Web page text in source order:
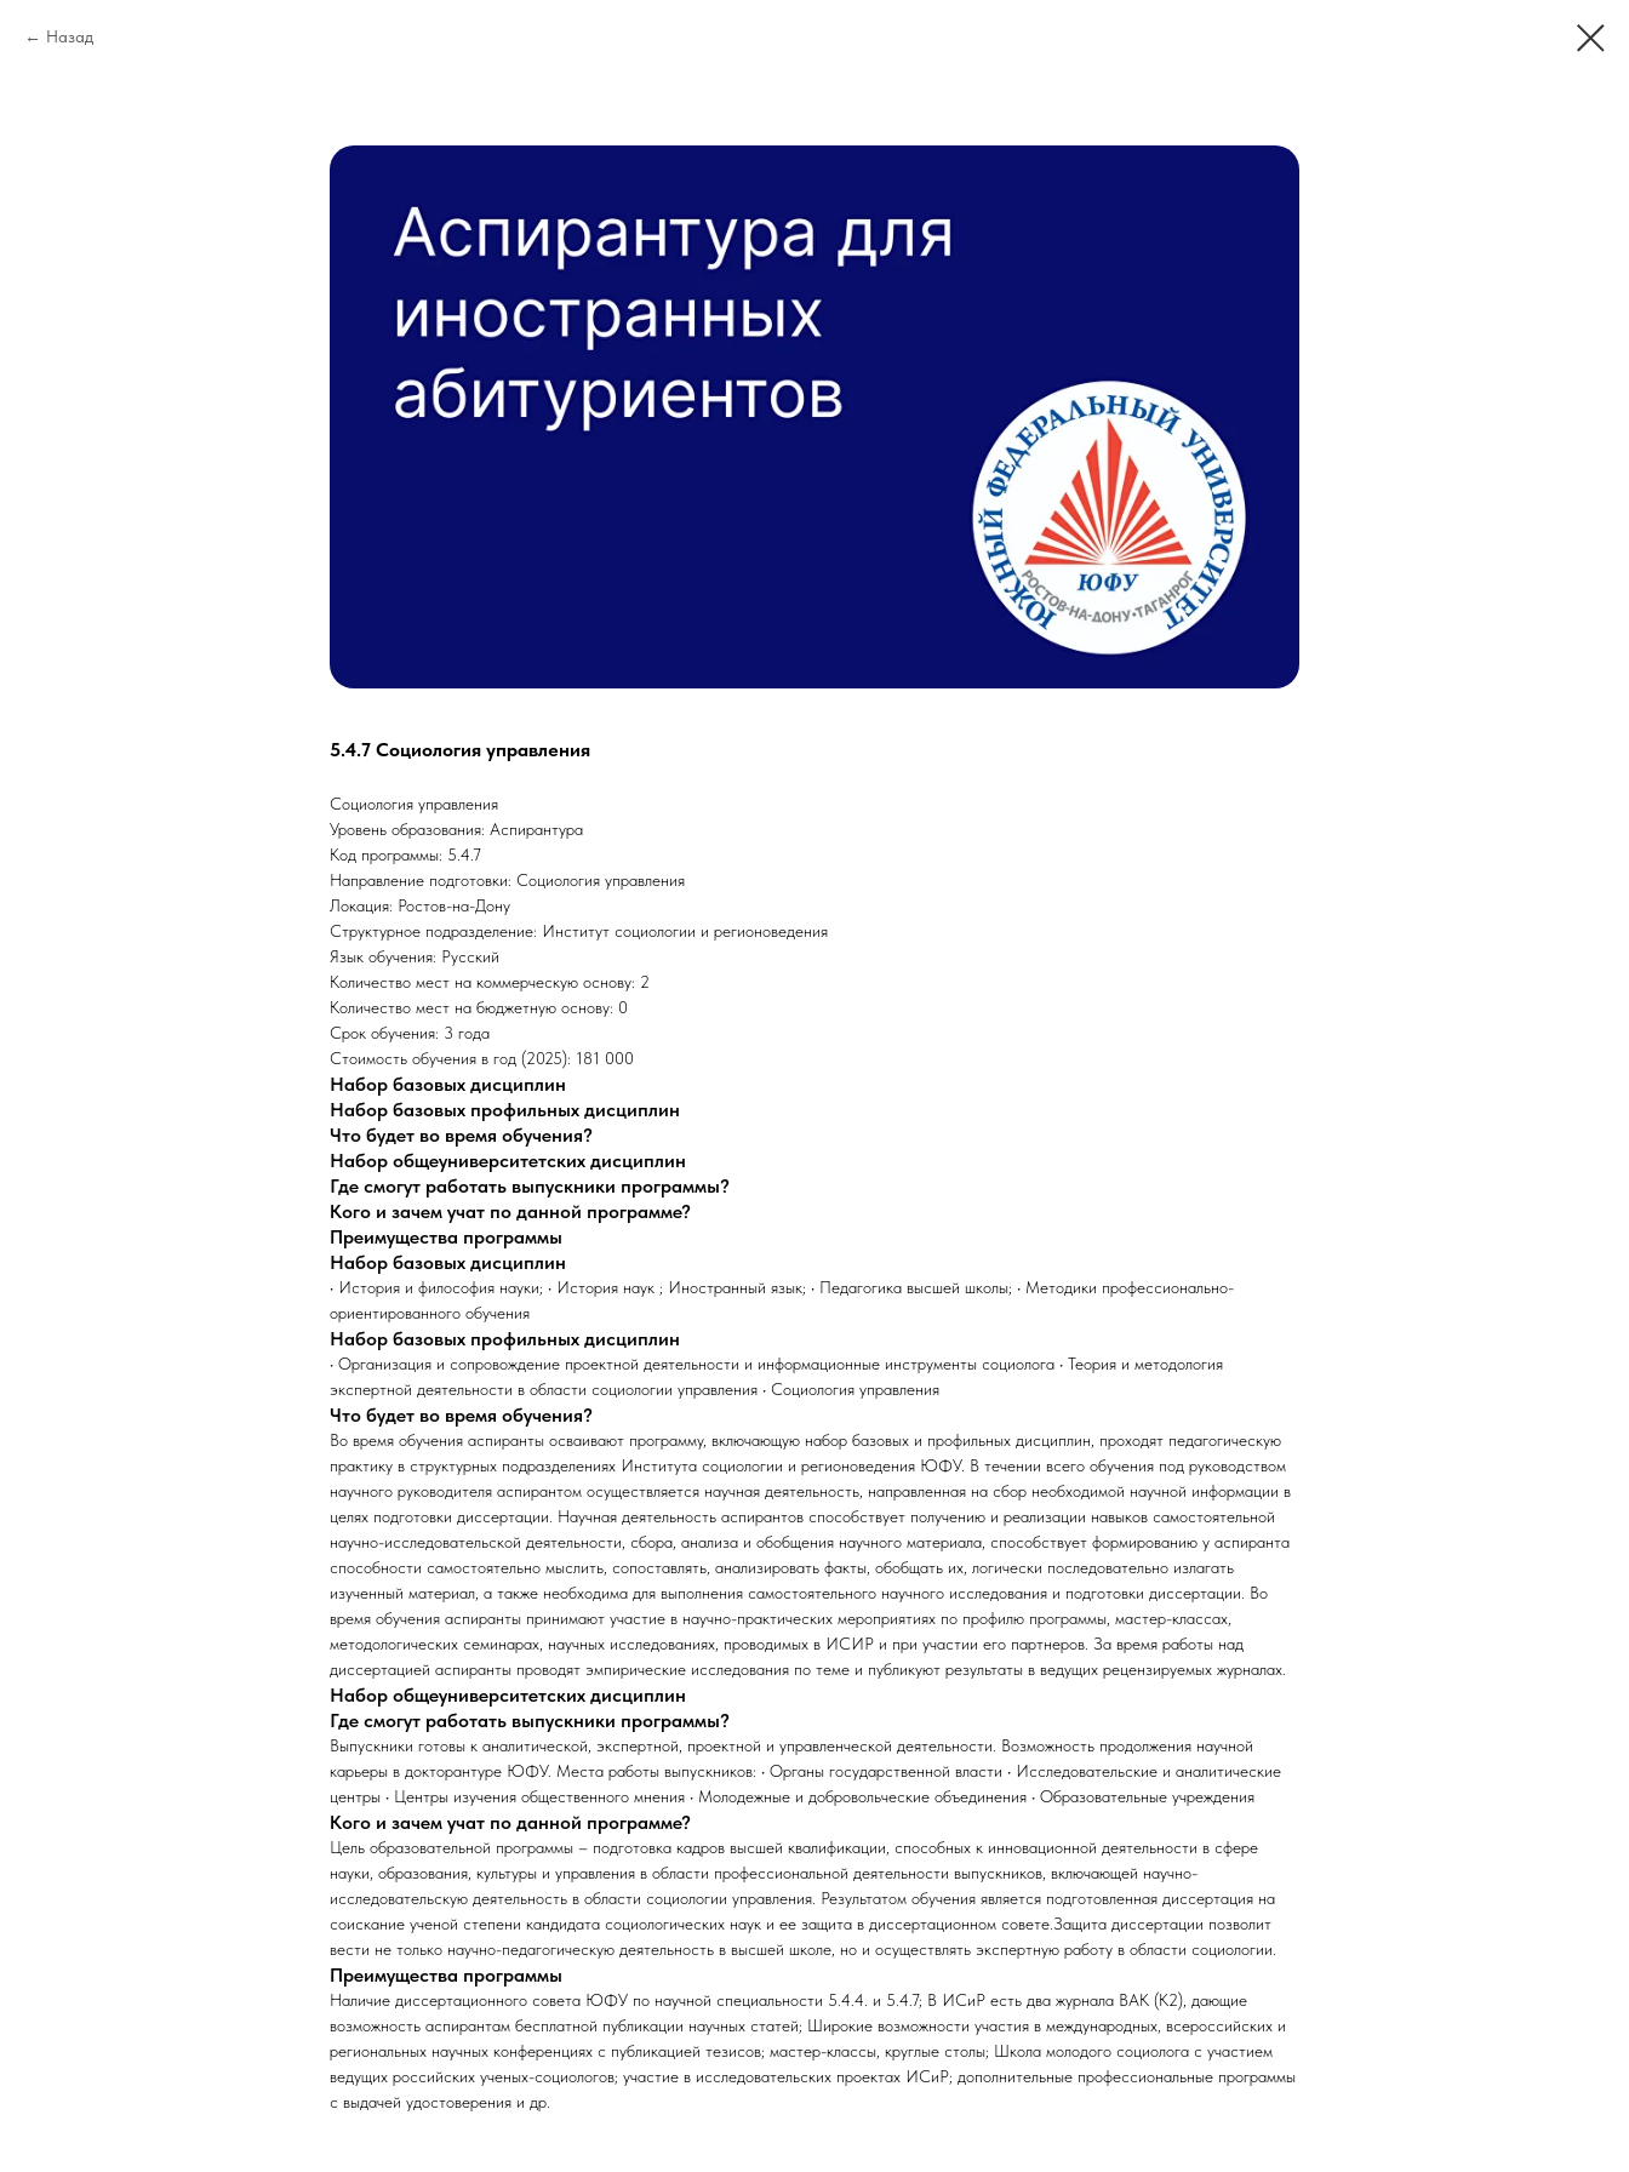
Назад
5.4.7 Социология управления
Социология управления
Уровень образования: Аспирантура
Код программы: 5.4.7
Направление подготовки: Социология управления
Локация: Ростов-на-Дону
Структурное подразделение: Институт социологии и регионоведения
Язык обучения: Русский
Количество мест на коммерческую основу: 2
Количество мест на бюджетную основу: 0
Срок обучения: 3 года
Стоимость обучения в год (2025): 181 000
Набор базовых дисциплин
Набор базовых профильных дисциплин
Что будет во время обучения?
Набор общеуниверситетских дисциплин
Где смогут работать выпускники программы?
Кого и зачем учат по данной программе?
Преимущества программы
Набор базовых дисциплин
• История и философия науки; • История наук ; Иностранный язык; • Педагогика высшей школы; • Методики профессионально-
ориентированного обучения
Набор базовых профильных дисциплин
• Организация и сопровождение проектной деятельности и информационные инструменты социолога • Теория и методология
экспертной деятельности в области социологии управления • Социология управления
Что будет во время обучения?
Во время обучения аспиранты осваивают программу, включающую набор базовых и профильных дисциплин, проходят педагогическую
практику в структурных подразделениях Института социологии и регионоведения ЮФУ. В течении всего обучения под руководством
научного руководителя аспирантом осуществляется научная деятельность, направленная на сбор необходимой научной информации в
целях подготовки диссертации. Научная деятельность аспирантов способствует получению и реализации навыков самостоятельной
научно-исследовательской деятельности, сбора, анализа и обобщения научного материала, способствует формированию у аспиранта
способности самостоятельно мыслить, сопоставлять, анализировать факты, обобщать их, логически последовательно излагать
изученный материал, а также необходима для выполнения самостоятельного научного исследования и подготовки диссертации. Во
время обучения аспиранты принимают участие в научно-практических мероприятиях по профилю программы, мастер-классах,
методологических семинарах, научных исследованиях, проводимых в ИСИР и при участии его партнеров. За время работы над
диссертацией аспиранты проводят эмпирические исследования по теме и публикуют результаты в ведущих рецензируемых журналах.
Набор общеуниверситетских дисциплин
Где смогут работать выпускники программы?
Выпускники готовы к аналитической, экспертной, проектной и управленческой деятельности. Возможность продолжения научной
карьеры в докторантуре ЮФУ. Места работы выпускников: • Органы государственной власти • Исследовательские и аналитические
центры • Центры изучения общественного мнения • Молодежные и добровольческие объединения • Образовательные учреждения
Кого и зачем учат по данной программе?
Цель образовательной программы – подготовка кадров высшей квалификации, способных к инновационной деятельности в сфере
науки, образования, культуры и управления в области профессиональной деятельности выпускников, включающей научно-
исследовательскую деятельность в области социологии управления. Результатом обучения является подготовленная диссертация на
соискание ученой степени кандидата социологических наук и ее защита в диссертационном совете.Защита диссертации позволит
вести не только научно-педагогическую деятельность в высшей школе, но и осуществлять экспертную работу в области социологии.
Преимущества программы
Наличие диссертационного совета ЮФУ по научной специальности 5.4.4. и 5.4.7; В ИСиР есть два журнала ВАК (К2), дающие
возможность аспирантам бесплатной публикации научных статей; Широкие возможности участия в международных, всероссийских и
региональных научных конференциях с публикацией тезисов; мастер-классы, круглые столы; Школа молодого социолога с участием
ведущих российских ученых-социологов; участие в исследовательских проектах ИСиР; дополнительные профессиональные программы
с выдачей удостоверения и др.